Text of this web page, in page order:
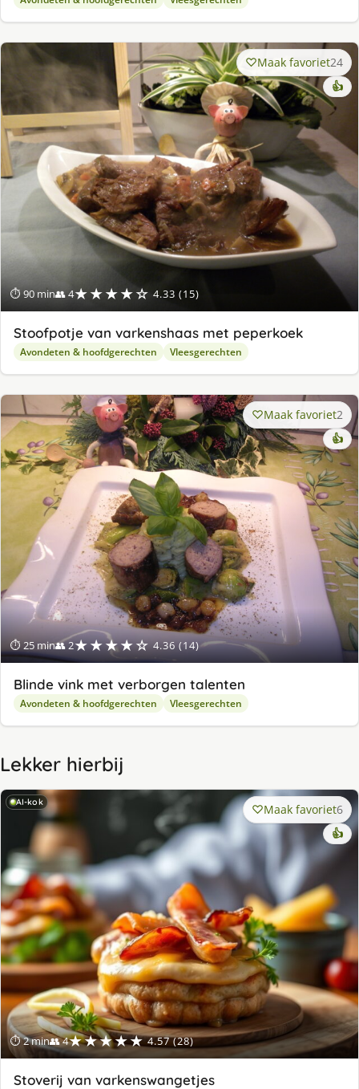
⏱ 90 min👥 4★★★★☆ 4.33 (15)
Maak favoriet24
👍
Stoofpotje van varkenshaas met peperkoek
Avondeten & hoofdgerechten Vleesgerechten
⏱ 25 min👥 2★★★★☆ 4.36 (14)
Maak favoriet2
👍
Blinde vink met verborgen talenten
Avondeten & hoofdgerechten Vleesgerechten
Lekker hierbij
AI-kok
⏱ 2 min👥 4★★★★★ 4.57 (28)
Maak favoriet6
👍
Stoverij van varkenswangetjes